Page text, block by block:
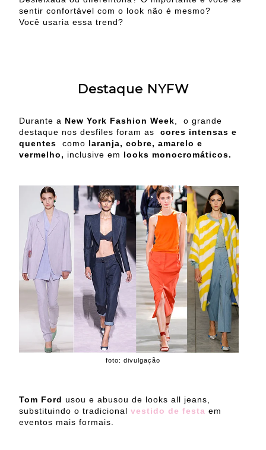
sentir confortável com o look não é mesmo?
Você usaria essa trend?
Destaque NYFW
Durante a New York Fashion Week , o grande
destaque nos desfiles foram as
cores intensas e
quentes
como laranja, cobre, amarelo e
vermelho, inclusive em looks monocromáticos.
foto: divulgação
Tom Ford usou e abusou de looks all jeans,
substituindo o tradicional vestido de festa em
eventos mais formais.